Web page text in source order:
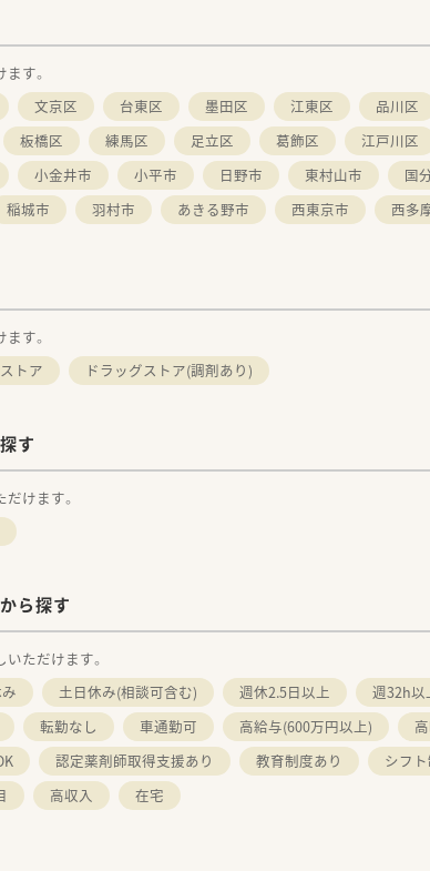
、オンとオフをしっかり切り替えてプライベートも
す。
文京区 台東区 墨田区 江東区 品川区
板橋区 練馬区 足立区 葛飾区 江戸川区
小金井市 小平市 日野市 東村山市 国
稲城市 羽村市 あきる野市 西東京市 西多
す。
トア ドラッグストア(調剤あり)
す
けます。
ら探す
ただけます。
土日休み(相談可含む) 週休2.5日以上 週32h以
転勤なし 車通勤可 高給与(600万円以上)
認定薬剤師取得支援あり 教育制度あり シフ
高収入 在宅